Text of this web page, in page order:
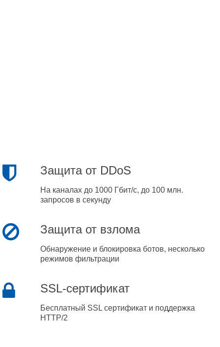
Защита от DDoS
На каналах до 1000 Гбит/с, до 100 млн.
запросов в секунду
Защита от взлома
Обнаружение и блокировка ботов, несколько
режимов фильтрации
SSL-сертификат
Бесплатный SSL сертификат и поддержка
HTTP/2